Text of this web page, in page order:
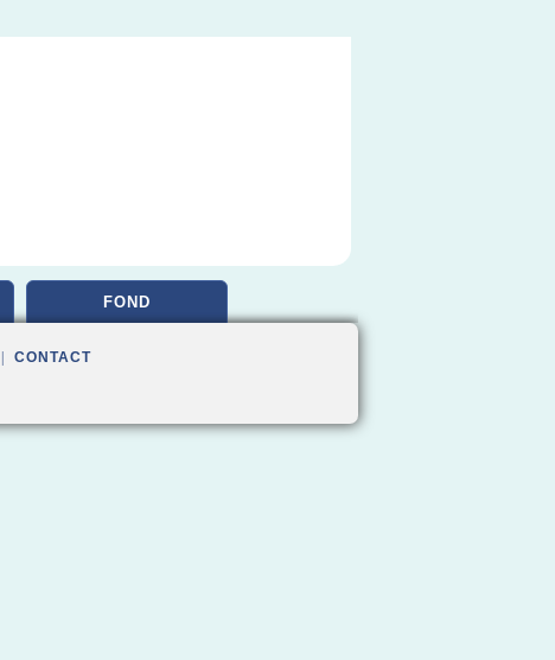
FOND
CONTACT